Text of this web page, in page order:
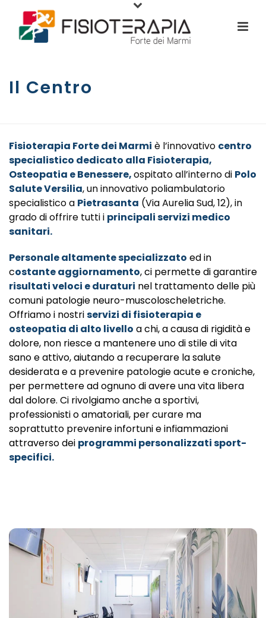
Il Centro
Fisioterapia Forte dei Marmi è l’innovativo centro
specialistico dedicato alla Fisioterapia,
Osteopatia e Benessere,ospitato all’interno di Polo
Salute Versilia, un innovativo poliambulatorio
specialistico a Pietrasanta (Via Aurelia Sud, 12), in
grado di offrire tutti i principali servizi medico
sanitari.
Personale altamente specializzato ed in
costante aggiornamento, ci permette di garantire
risultati veloci e duraturi nel trattamento delle più
comuni patologie neuro-muscoloscheletriche.
Offriamo i nostriservizi di fisioterapia e
osteopatia di alto livello a chi, a causa di rigidità e
dolore, non riesce a mantenere uno di stile di vita
sano e attivo, aiutando a recuperare la salute
desiderata e a prevenire patologie acute e croniche,
per permettere ad ognuno di avere una vita libera
dal dolore. Ci rivolgiamo anche a sportivi,
professionisti o amatoriali, per curare ma
soprattutto prevenire infortuni e infiammazioni
attraverso dei programmi personalizzati sport-
specifici.